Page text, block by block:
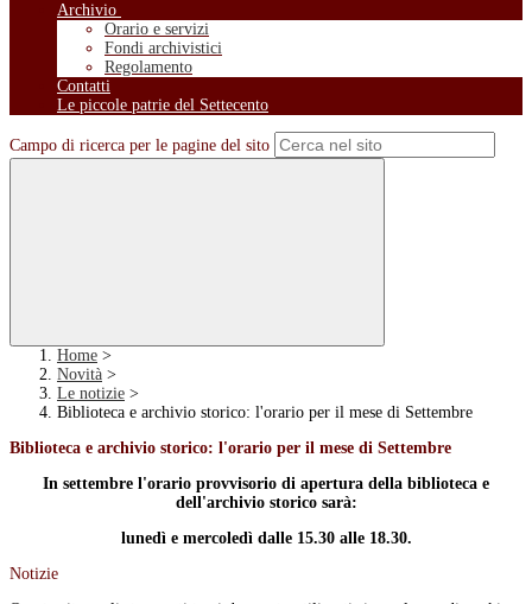
Archivio
Orario e servizi
Fondi archivistici
Regolamento
Contatti
Le piccole patrie del Settecento
Campo di ricerca per le pagine del sito
Home >
Novità >
Le notizie >
Biblioteca e archivio storico: l'orario per il mese di Settembre
Biblioteca e archivio storico: l'orario per il mese di Settembre
In settembre l'orario provvisorio di apertura della biblioteca e
dell'archivio storico sarà:
lunedì e mercoledì dalle 15.30 alle 18.30.
Notizie